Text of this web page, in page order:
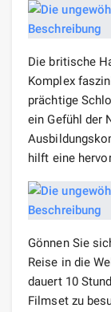
Die britische
Komplex
prächtige
ein Gefühl der
hilft eine
Gönnen Sie
Reise in die
dauert 10
Filmset zu